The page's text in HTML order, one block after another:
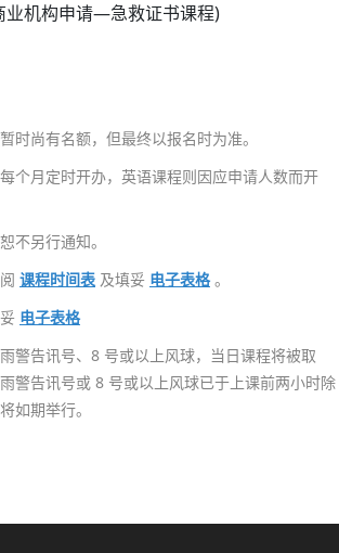
业机构申请—急救证书课程)
时尚有名额，但最终以报名时为准。
个月定时开办，英语课程则因应申请人数而开
不另行通知。
课程时间表 及填妥 电子表格 。
电子表格
警告讯号、8 号或以上风球，当日课程将被取
警告讯号或 8 号或以上风球已于上课前两小时除
如期举行。
期
讯
第